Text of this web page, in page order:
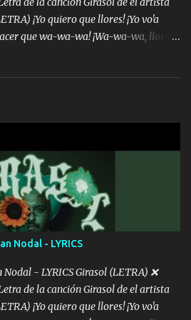
¡Yo quiero que llores! ¡Yo vo'a
que wa-wa-wa! ¡Wa-wa-wa, llores!
que intentas rapear, cada que
que usa a todo el mundo pa' conectar
pero pisas a to'a tu gente Pa’ dar
sabe a mierda, traigo un Balvin en los
le toca ser resiliente ¿Acaso eres
mueves? Parcerito, abre los ojos y
malo son los nombres de tus
con la energía del diablo " ¿Si ...
Nodal - LYRICS
- LYRICS Girasol (LETRA) ❌
de la canción Girasol de el artista
¡Yo quiero que llores! ¡Yo vo'a